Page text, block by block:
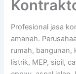
Profesional jasa
amanah.
rumah,
listrik, MEP, sipil,